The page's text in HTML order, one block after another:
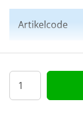
Artikelcode
Kleur